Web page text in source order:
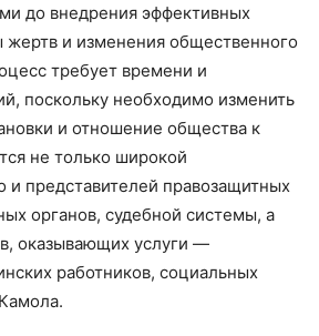
до внедрения эффективных
жертв и изменения общественного
требует времени и
поскольку необходимо изменить
и отношение общества к
не только широкой
и представителей правозащитных
органов, судебной системы, а
оказывающих услуги —
работников, социальных